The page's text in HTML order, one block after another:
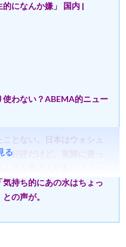
になんか嫌」 国内 |
わない？ABEMA的ニュー
とない。日本はウォシュ
好評だけど、実際に使っ
持ち的にあの水はちょっ
の声が。
る